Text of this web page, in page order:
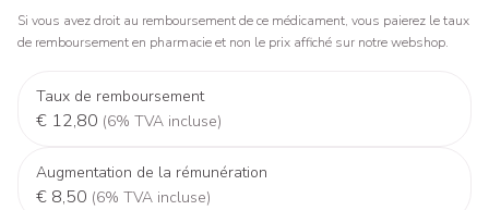
Si vous avez droit au remboursement de ce médicament, vous paierez le taux
de remboursement en pharmacie et non le prix affiché sur notre webshop.
Taux de remboursement
€ 12,80 (6% TVA incluse)
Augmentation de la rémunération
€ 8,50 (6% TVA incluse)